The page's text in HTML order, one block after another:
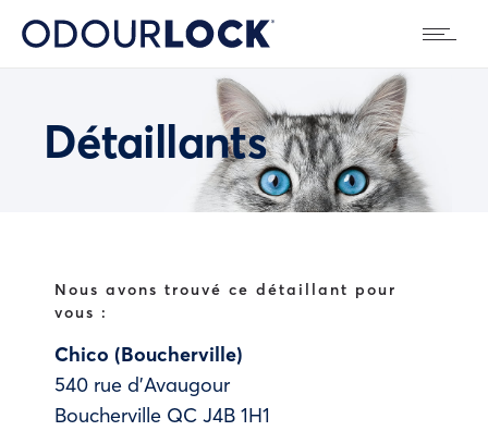
Détaillants
Nous avons trouvé ce détaillant pour
vous :
Chico (Boucherville)
540 rue d'Avaugour
Boucherville QC J4B 1H1